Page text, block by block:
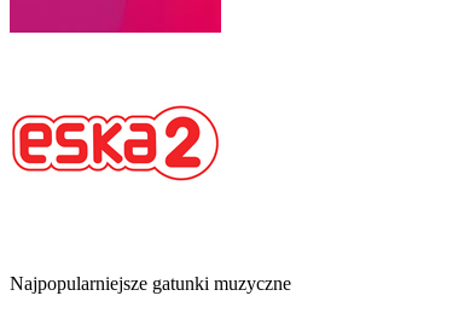
Najpopularniejsze gatunki muzyczne